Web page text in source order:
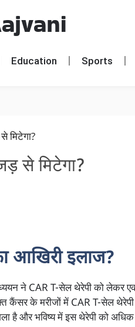
Education Sports
से मिटेगा?
आखिरी इलाज?
ने CAR T-सेल थेरेपी को लेकर
कैंसर के मरीजों में CAR T-सेल
है और भविष्य में इस थेरेपी को अधिक